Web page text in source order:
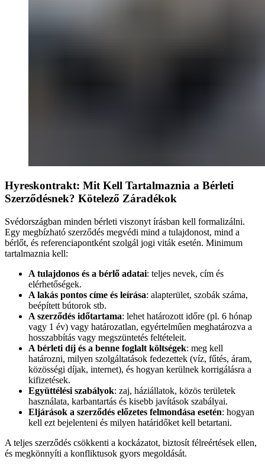
Hyreskontrakt: Mit Kell Tartalmaznia a Bérleti
Szerződésnek? Kötelező Záradékok
Svédországban minden bérleti viszonyt írásban kell formalizálni.
Egy megbízható szerződés megvédi mind a tulajdonost, mind a
bérlőt, és referenciapontként szolgál jogi viták esetén. Minimum
tartalmaznia kell:
A tulajdonos és a bérlő adatai: teljes nevek, cím és
elérhetőségek.
A lakás pontos címe és leírása: alapterület, szobák száma,
beépített bútorok stb.
A szerződés időtartama: lehet határozott időre (pl. 6 hónap
vagy 1 év) vagy határozatlan, egyértelműen meghatározva a
hosszabbítás vagy megszüntetés feltételeit.
A bérleti díj és a benne foglalt költségek: meg kell
határozni, milyen szolgáltatások fedezettek (víz, fűtés, áram,
közösségi díjak, internet), és hogyan kerülnek korrigálásra a
kifizetések.
Együttélési szabályok: zaj, háziállatok, közös területek
használata, karbantartás és kisebb javítások szabályai.
Eljárások a szerződés előzetes felmondása esetén: hogyan
kell ezt bejelenteni és milyen határidőket kell betartani.
A teljes szerződés csökkenti a kockázatot, biztosít félreértések ellen,
és megkönnyíti a konfliktusok gyors megoldását.